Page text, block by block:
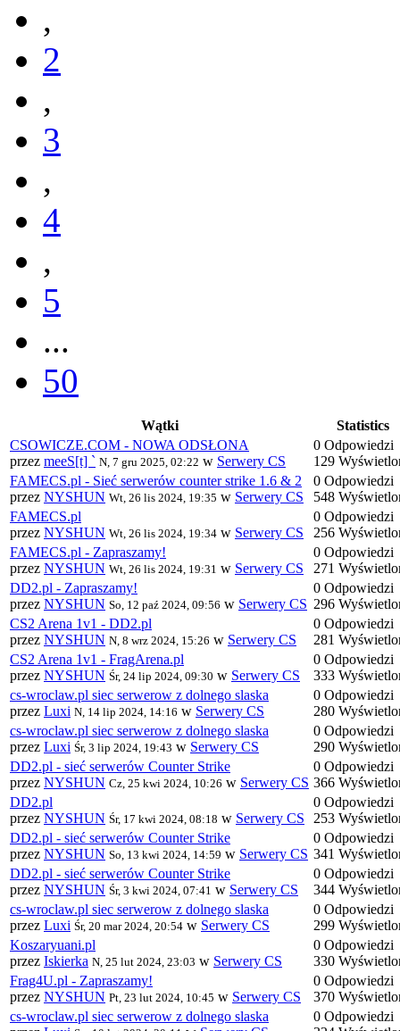
,
2
,
3
,
4
,
5
...
50
Wątki
Statistics
CSOWICZE.COM - NOWA ODSŁONA
przez meeS[t] ` N, 7 gru 2025, 02:22 w Serwery CS
0 Odpowiedzi
129
FAMECS.pl - Sieć serwerów counter strike 1.6 & 2
przez NYSHUN Wt, 26 lis 2024, 19:35 w Serwery CS
0 Odpowiedzi
548
FAMECS.pl
przez NYSHUN Wt, 26 lis 2024, 19:34 w Serwery CS
0 Odpowiedzi
256
FAMECS.pl - Zapraszamy!
przez NYSHUN Wt, 26 lis 2024, 19:31 w Serwery CS
0 Odpowiedzi
271
DD2.pl - Zapraszamy!
przez NYSHUN So, 12 paź 2024, 09:56 w Serwery CS
0 Odpowiedzi
296
CS2 Arena 1v1 - DD2.pl
przez NYSHUN N, 8 wrz 2024, 15:26 w Serwery CS
0 Odpowiedzi
281
CS2 Arena 1v1 - FragArena.pl
przez NYSHUN Śr, 24 lip 2024, 09:30 w Serwery CS
0 Odpowiedzi
333
cs-wroclaw.pl siec serwerow z dolnego slaska
przez Luxi N, 14 lip 2024, 14:16 w Serwery CS
0 Odpowiedzi
280
cs-wroclaw.pl siec serwerow z dolnego slaska
przez Luxi Śr, 3 lip 2024, 19:43 w Serwery CS
0 Odpowiedzi
290
DD2.pl - sieć serwerów Counter Strike
przez NYSHUN Cz, 25 kwi 2024, 10:26 w Serwery CS
0 Odpowiedzi
366
DD2.pl
przez NYSHUN Śr, 17 kwi 2024, 08:18 w Serwery CS
0 Odpowiedzi
253
DD2.pl - sieć serwerów Counter Strike
przez NYSHUN So, 13 kwi 2024, 14:59 w Serwery CS
0 Odpowiedzi
341
DD2.pl - sieć serwerów Counter Strike
przez NYSHUN Śr, 3 kwi 2024, 07:41 w Serwery CS
0 Odpowiedzi
344
cs-wroclaw.pl siec serwerow z dolnego slaska
przez Luxi Śr, 20 mar 2024, 20:54 w Serwery CS
0 Odpowiedzi
299
Koszaryuani.pl
przez Iskierka N, 25 lut 2024, 23:03 w Serwery CS
0 Odpowiedzi
330
Frag4U.pl - Zapraszamy!
przez NYSHUN Pt, 23 lut 2024, 10:45 w Serwery CS
0 Odpowiedzi
370
cs-wroclaw.pl siec serwerow z dolnego slaska
0 Odpowiedzi